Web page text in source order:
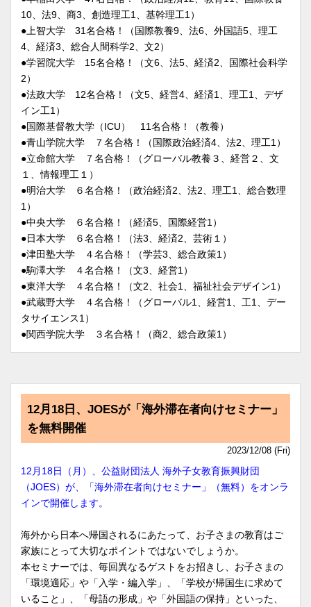
10、法9、商3、創造理工1、基幹理工1）
●上智大学 31名合格！（国際教養9、法6、外国語5、理工
4、経済3、総合人間科学2、文2）
●学習院大学 15名合格！（文6、法5、経済2、国際社会科学
2）
●法政大学 12名合格！（文5、経営4、経済1、理工1、デザ
イン工1）
●国際基督教大学（ICU） 11名合格！（教養）
●青山学院大学 ７名合格！（国際政治経済4、法2、理工1）
●立命館大学 ７名合格！（グローバル教養３、経営２、文
１、情報理工１）
●明治大学 ６名合格！（政治経済2、法2、理工1、総合数理
1）
●中央大学 ６名合格！（経済5、国際経営1）
●日本大学 ６名合格！（法3、経済2、芸術１）
●津田塾大学 ４名合格！（学芸3、総合政策1）
●駒澤大学 ４名合格！（文3、経営1）
●東洋大学 ４名合格！（文2、社会1、福祉社会デザイン1）
●武蔵野大学 ４名合格！（グローバル1、経営1、工1、デー
タサイエンス1）
●関西学院大学 ３名合格！（商2、総合政策1）
12月18日、JOESが「海外滞在者向けセミナー」
を無料開催
2023/12/08 (Fri)
12月18日（月）、公益財団法人 海外子女教育振興財団
（JOES）が、「海外滞在者向けセミナー」（無料）をオンラ
インで開催します。
海外から日本へ帰国されるにあたって、お子さまの教育はご
家族にとって大切なポイントではないでしょうか。
本セミナーでは、毎回異なるゲストをお招きし、お子さまの
「環境適応」や「入学・編入学」、「学校が帰国生に求めて
いること」、「母語の形成」や「外国語の保持」といった、